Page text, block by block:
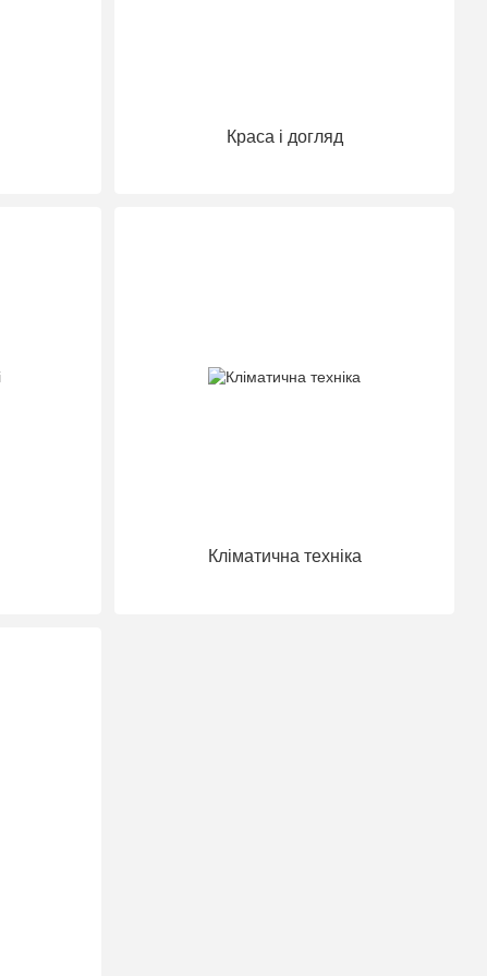
Краса і догляд
Кліматична техніка